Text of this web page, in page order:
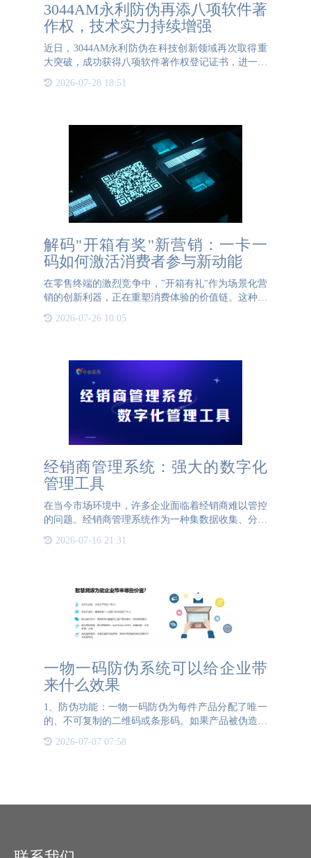
3044AM永利防伪再添八项软件著
作权，技术实力持续增强
近日，3044AM永利防伪在科技创新领域再次取得重
大突破，成功获得八项软件著作权登记证书，进一步
巩固了其在防伪溯源领域的领先地位。这一消息标志
着3044AM永利防伪在技术研发、知识产权保护和市
2026-07-28 18:51
解码"开箱有奖"新营销：一卡一
码如何激活消费者参与新动能
在零售终端的激烈竞争中，"开箱有礼"作为场景化营
销的创新利器，正在重塑消费体验的价值链。这种将
码"技术架构，不仅构建了品牌与消费者之间的数字
2026-07-26 10:05
经销商管理系统：强大的数字化
管理工具
在当今市场环境中，许多企业面临着经销商难以管控
的问题。经销商管理系统作为一种集数据收集、分析
市场洞察力工具。通过该系统，品牌商可以实时掌握
2026-07-16 21:31
一物一码防伪系统可以给企业带
来什么效果
1、防伪功能：一物一码防伪为每件产品分配了唯一
的、不可复制的二维码或条形码。如果产品被伪造或
保障了品牌价值。2、追溯功能：一物一码防伪系统
2026-07-07 07:58